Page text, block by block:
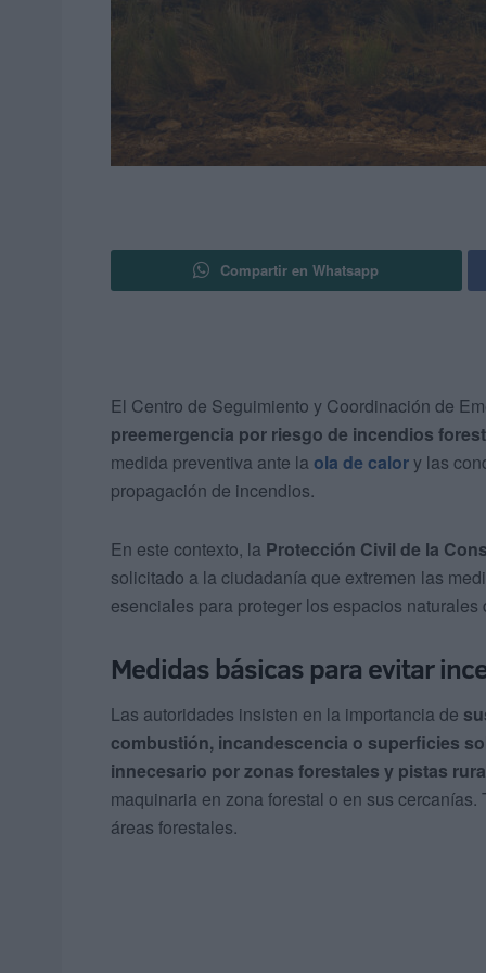
Compartir en Whatsapp
El Centro de Seguimiento y Coordinación de
preemergencia por riesgo de incendios
medida preventiva ante la ola de calory las
propagación de incendios.
En este contexto, la Protección Civil de la
solicitado a la ciudadanía que extremen las
esenciales para proteger los espacios naturales
Medidas básicas para evitar
Las autoridades insisten en la importancia de
combustión, incandescencia o superficies
innecesario por zonas forestales y pistas
maquinaria en zona forestal o en sus cercanías.
áreas forestales.